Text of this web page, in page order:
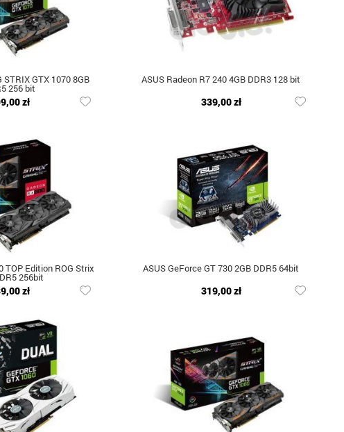
STRIX GTX 1070 8GB
256 bit
zł
ASUS Radeon R7 240 4GB DDR3 128 bit
339,00 zł
TOP Edition ROG Strix
256bit
zł
ASUS GeForce GT 730 2GB DDR5 64bit
319,00 zł